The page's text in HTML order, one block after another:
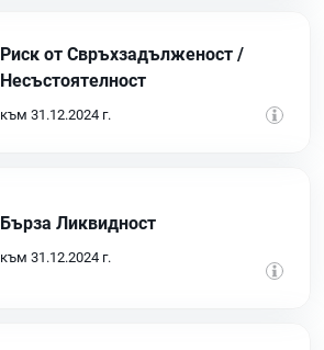
Риск от Свръхзадълженост /
Несъстоятелност
към 31.12.2024 г.
Бърза Ликвидност
към 31.12.2024 г.